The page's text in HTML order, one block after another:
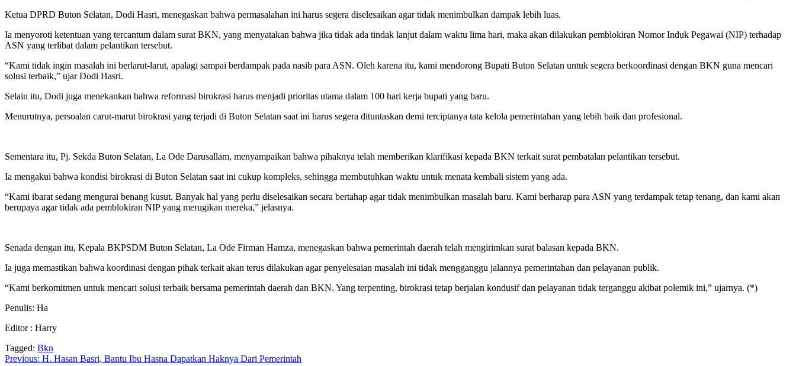
Ketua DPRD Buton Selatan, Dodi Hasri, menegaskan bahwa permasalahan ini harus segera diselesaikan agar tidak menimbulkan dampak lebih luas.
Ia menyoroti ketentuan yang tercantum dalam surat BKN, yang menyatakan bahwa jika tidak ada tindak lanjut dalam waktu lima hari, maka akan dilakukan pemblokiran Nomor Induk Pegawai (NIP) terhadap
ASN yang terlibat dalam pelantikan tersebut.
“Kami tidak ingin masalah ini berlarut-larut, apalagi sampai berdampak pada nasib para ASN. Oleh karena itu, kami mendorong Bupati Buton Selatan untuk segera berkoordinasi dengan BKN guna mencari
solusi terbaik,” ujar Dodi Hasri.
Selain itu, Dodi juga menekankan bahwa reformasi birokrasi harus menjadi prioritas utama dalam 100 hari kerja bupati yang baru.
Menurutnya, persoalan carut-marut birokrasi yang terjadi di Buton Selatan saat ini harus segera dituntaskan demi terciptanya tata kelola pemerintahan yang lebih baik dan profesional.
Sementara itu, Pj. Sekda Buton Selatan, La Ode Darusallam, menyampaikan bahwa pihaknya telah memberikan klarifikasi kepada BKN terkait surat pembatalan pelantikan tersebut.
Ia mengakui bahwa kondisi birokrasi di Buton Selatan saat ini cukup kompleks, sehingga membutuhkan waktu untuk menata kembali sistem yang ada.
“Kami ibarat sedang mengurai benang kusut. Banyak hal yang perlu diselesaikan secara bertahap agar tidak menimbulkan masalah baru. Kami berharap para ASN yang terdampak tetap tenang, dan kami akan
berupaya agar tidak ada pemblokiran NIP yang merugikan mereka,” jelasnya.
Senada dengan itu, Kepala BKPSDM Buton Selatan, La Ode Firman Hamza, menegaskan bahwa pemerintah daerah telah mengirimkan surat balasan kepada BKN.
Ia juga memastikan bahwa koordinasi dengan pihak terkait akan terus dilakukan agar penyelesaian masalah ini tidak mengganggu jalannya pemerintahan dan pelayanan publik.
“Kami berkomitmen untuk mencari solusi terbaik bersama pemerintah daerah dan BKN. Yang terpenting, birokrasi tetap berjalan kondusif dan pelayanan tidak terganggu akibat polemik ini,” ujarnya. (*)
Penulis: Ha
Editor : Harry
Tagged: Bkn
Navigasi
Previous: H. Hasan Basri, Bantu Ibu Hasna Dapatkan Haknya Dari Pemerintah